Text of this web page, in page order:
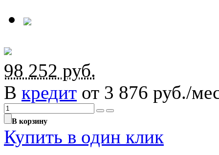
98 252 руб.
В кредит от 3 876 руб./
В корзину
Купить в один клик